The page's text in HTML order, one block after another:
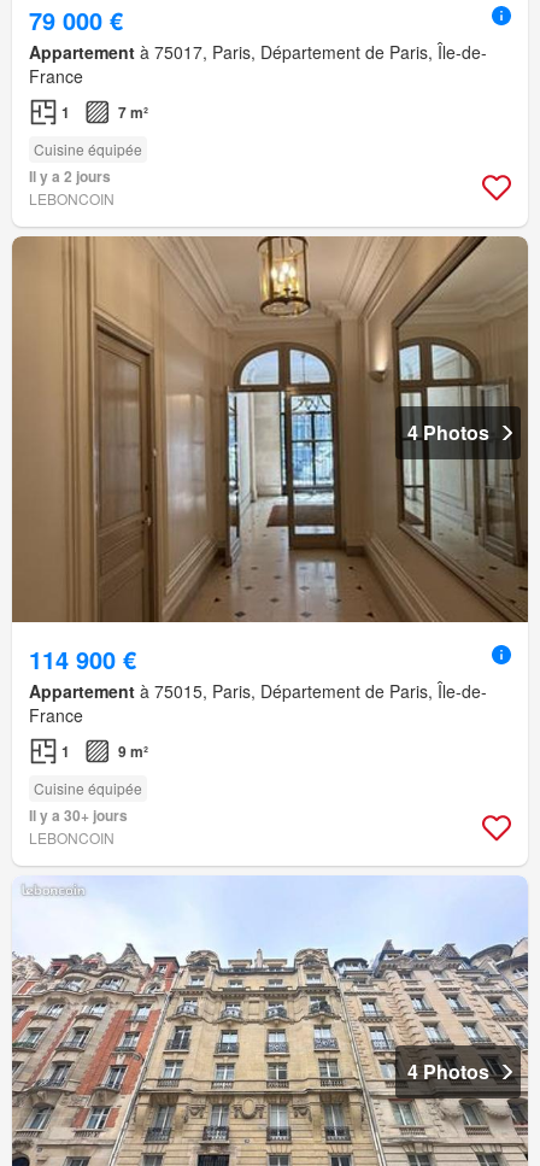
79 000 €
Appartement à 75017, Paris, Département de Paris, Île-de-
France
1 7 m²
Cuisine équipée
Il y a 2 jours
LEBONCOIN
4 Photos
114 900 €
Appartement à 75015, Paris, Département de Paris, Île-de-
France
1 9 m²
Cuisine équipée
Il y a 30+ jours
LEBONCOIN
4 Photos